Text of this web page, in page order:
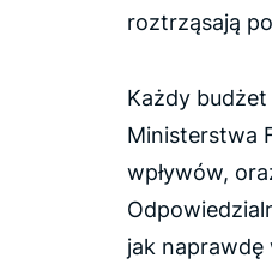
roztrząsają
Każdy
Ministerstwa
wpływów,
jak